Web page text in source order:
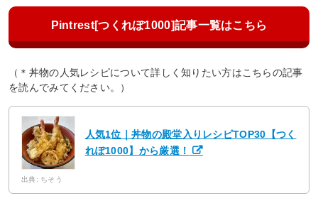
Pintrest[つくれぽ1000]記事一覧はこちら
（＊丼物の人気レシピについて詳しく知りたい方はこちらの記事
を読んでみてください。）
人気1位｜丼物の殿堂入りレシピTOP30【つく
れぽ1000】から厳選！
出典: ちそう